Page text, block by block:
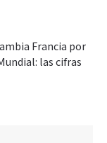
Francia por
las cifras